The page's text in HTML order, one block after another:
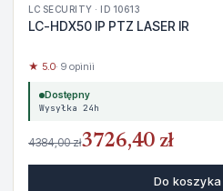
LC SECURITY · ID 10613
LC-HDX50 IP PTZ LASER IR
★ 5.0· 9 opinii
Dostępny
Wysyłka 24h
4384,00 zł3726,40 zł
Do koszyka